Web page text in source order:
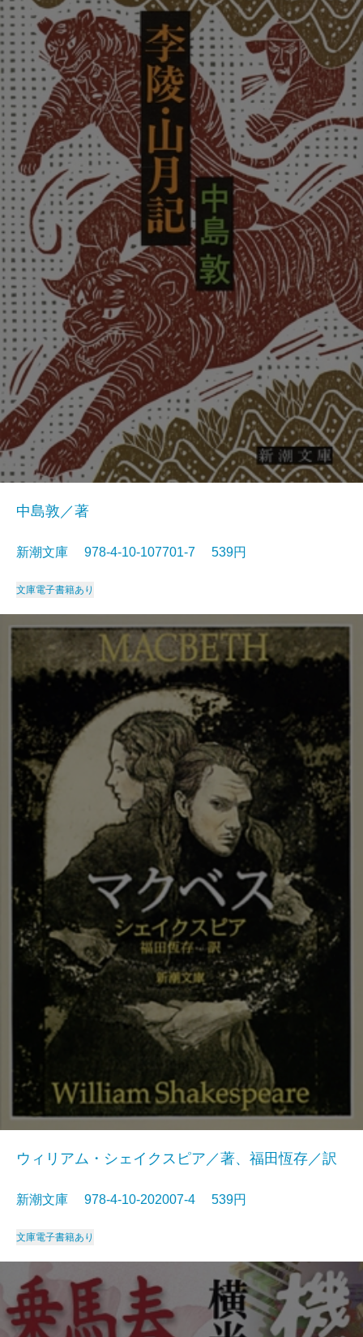
中島敦／著
新潮文庫 978-4-10-107701-7 539円
文庫電子書籍あり
ウィリアム・シェイクスピア／著、福田恆存／訳
新潮文庫 978-4-10-202007-4 539円
文庫電子書籍あり